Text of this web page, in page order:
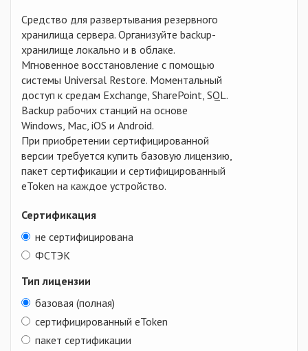
Средство для развертывания резервного
хранилища сервера. Организуйте backup-
хранилище локально и в облаке.
Мгновенное восстановление c помощью
системы Universal Restore. Моментальный
доступ к средам Exchange, SharePoint, SQL.
Backup рабочих станций на основе
Windows, Mac, iOS и Android.
При приобретении сертифицированной
версии требуется купить базовую лицензию,
пакет сертификации и сертифицированный
eToken на каждое устройство.
Сертификация
не сертифицирована
ФСТЭК
Тип лицензии
базовая (полная)
сертифицированный eToken
пакет сертификации